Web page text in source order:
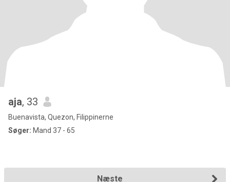
aja, 33
Buenavista, Quezon, Filippinerne
Søger: Mand 37 - 65
Næste